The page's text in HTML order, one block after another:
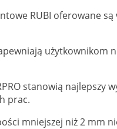
RUBI oferowane są
użytkownikom
stanowią najlepszy
prac.
mniejszej niż 2 mm